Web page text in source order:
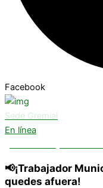
Facebook
Sede Gremial
En línea
📢¡Trabajador
quedes afuera!